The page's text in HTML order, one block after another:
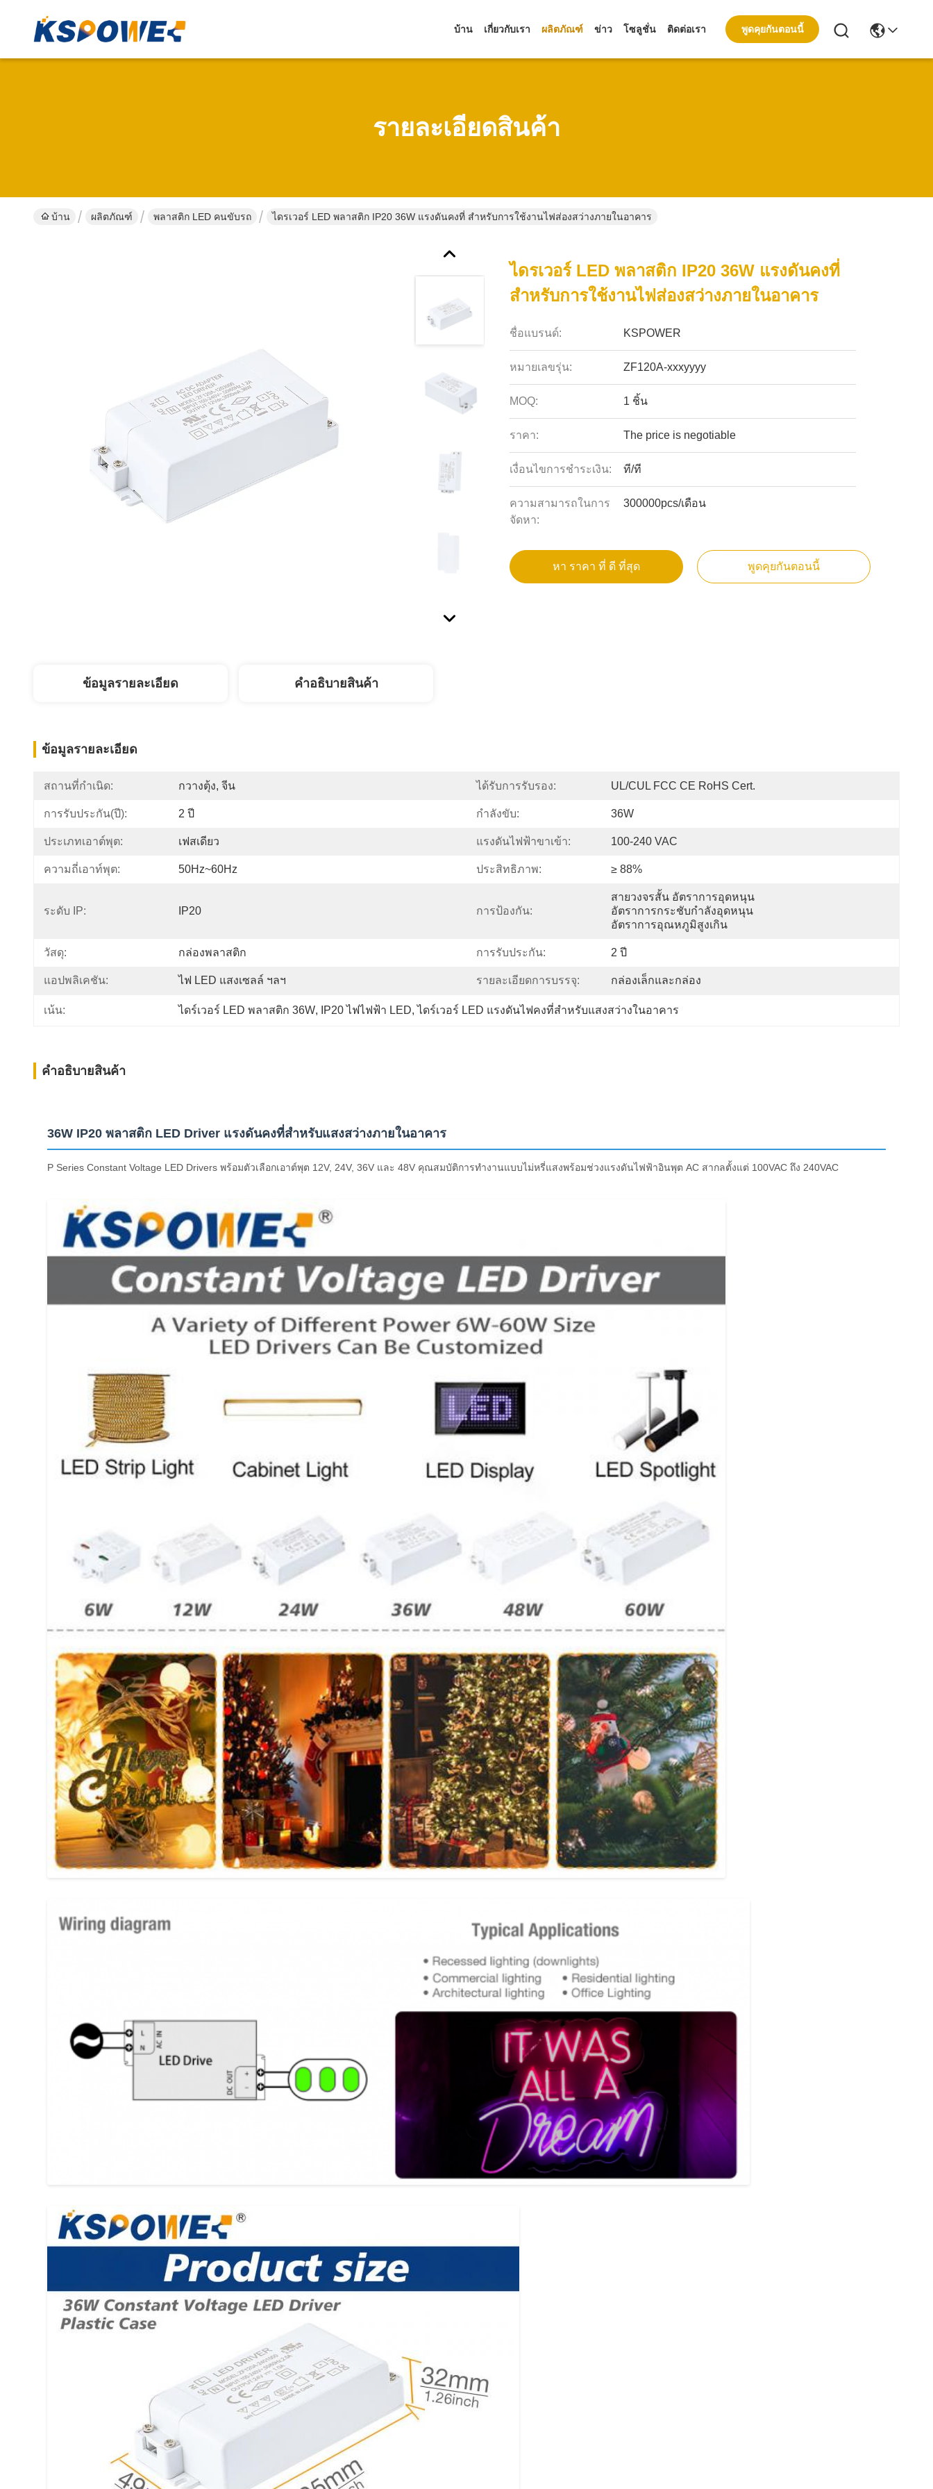
บ้าน เกี่ยวกับเรา ผลิตภัณฑ์ ข่าว โซลูชั่น ติดต่อเรา พูดคุยกันตอนนี้
รายละเอียดสินค้า
บ้าน ผลิตภัณฑ์ พลาสติก LED คนขับรถ ไดรเวอร์ LED พลาสติก IP20 36W แรงดันคงที่ สำหรับการใช้งานไฟส่องสว่างภายในอาคาร
ไดรเวอร์ LED พลาสติก IP20 36W แรงดันคงที่
สำหรับการใช้งานไฟส่องสว่างภายในอาคาร
ชื่อแบรนด์: KSPOWER
หมายเลขรุ่น: ZF120A-xxxyyyy
MOQ: 1 ชิ้น
ราคา: The price is negotiable
เงื่อนไขการชำระเงิน: ที/ที
ความสามารถในการ
จัดหา:
300000pcs/เดือน
หา ราคา ที่ ดี ที่สุด พูดคุยกันตอนนี้
ข้อมูลรายละเอียด คําอธิบายสินค้า
ข้อมูลรายละเอียด
สถานที่กำเนิด: กวางตุ้ง, จีน ได้รับการรับรอง: UL/cUL FCC CE RoHS Cert.
การรับประกัน(ปี): 2 ปี กำลังขับ: 36W
ประเภทเอาต์พุต: เฟสเดียว แรงดันไฟฟ้าขาเข้า: 100-240 VAC
ความถี่เอาท์พุต: 50Hz~60Hz ประสิทธิภาพ: ≥ 88%
ระดับ IP: IP20 การป้องกัน:
สายวงจรสั้น อัตราการอุดหนุน
อัตราการกระชับกําลังอุดหนุน
อัตราการอุณหภูมิสูงเกิน
วัสดุ: กล่องพลาสติก การรับประกัน: 2 ปี
แอปพลิเคชัน: ไฟ LED แสงเซลล์ ฯลฯ รายละเอียดการบรรจุ: กล่องเล็กและกล่อง
เน้น: ไดร์เวอร์ LED พลาสติก 36W, IP20 ไฟไฟฟ้า LED, ไดร์เวอร์ LED แรงดันไฟคงที่สำหรับแสงสว่างในอาคาร
คําอธิบายสินค้า
36W IP20 พลาสติก LED Driver แรงดันคงที่สำหรับแสงสว่างภายในอาคาร
P Series Constant Voltage LED Drivers พร้อมตัวเลือกเอาต์พุต 12V, 24V, 36V และ 48V คุณสมบัติการทำงานแบบไม่หรี่แสงพร้อมช่วงแรงดันไฟฟ้าอินพุต AC สากลตั้งแต่ 100VAC ถึง 240VAC